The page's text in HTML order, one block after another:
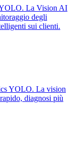
La Vision AI
degli
sui clienti.
YOLO. La vision
diagnosi più